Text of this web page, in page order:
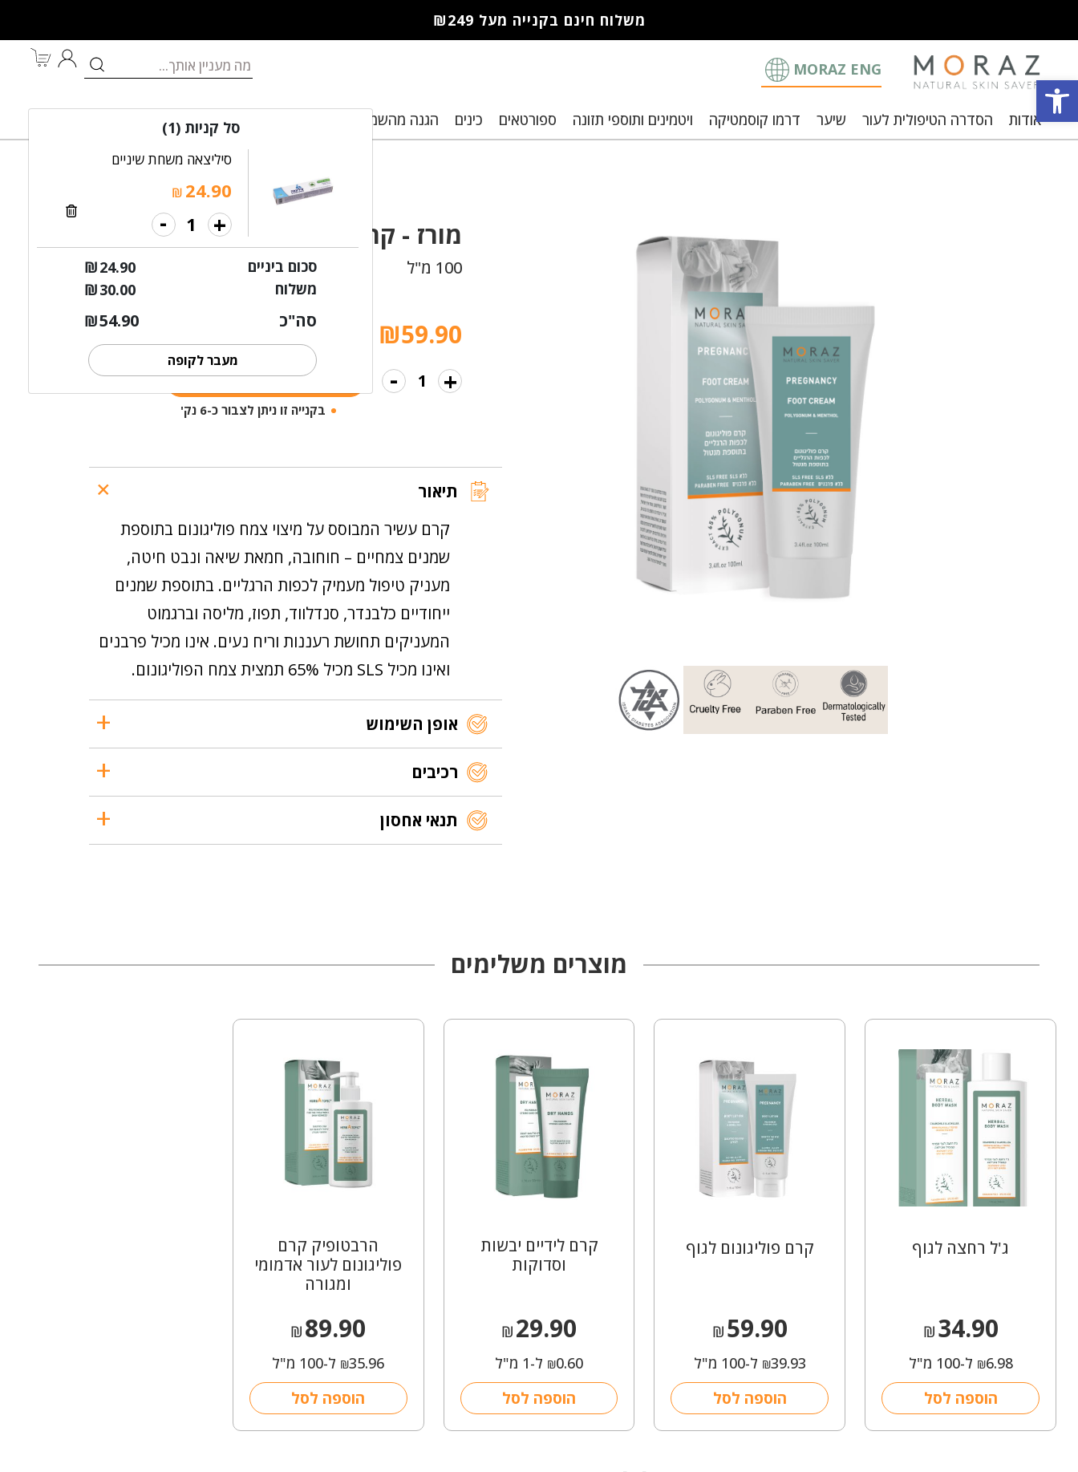
פתח סרגל נגישות
משלוח חינם בקנייה מעל ₪249
חברי מועדון
מורז נהנים
לקנייה ראשונה
מבצעים שווים
וצבירת נקודות
למימוש בקניות
MORAZ ENG
אודות הסדרה הטיפולית לעור שיער דרמו קוסמטיקה ויטמינים ותוספי תזונה ספורטאים כינים הגנה מהשמש מותגים במבצע
סל קניות(1)
סיליצאה משחת שיניים
₪ 24.90
+
-
סכום ביניים ₪24.90
משלוח
₪30.00
סה"כ ₪54.90
מעבר לקופה
מורז - קרם פוליגונום לכפות רגליים
100 מ"ל
₪59.90
+ כמות
רגליים
- הוספה לסל
בקנייה זו ניתן לצבור כ-6 נק'
תיאור
קרם עשיר המבוסס על מיצוי צמח פוליגונום בתוספת
שמנים צמחיים – חוחובה, חמאת שיאה ונבט חיטה,
מעניק טיפול מעמיק לכפות הרגליים. בתוספת שמנים
ייחודיים כלבנדר, סנדלווד, תפוז, מליסה וברגמוט
המעניקים תחושת רעננות וריח נעים. אינו מכיל פרבנים
ואינו מכיל SLS מכיל 65% תמצית צמח הפוליגונום.
אופן השימוש
רכיבים
תנאי אחסון
מוצרים משלימים
ג'ל רחצה לגוף
₪34.90
₪6.98 ל-100 מ"ל
הוספה לסל
קרם פוליגונום לגוף
₪59.90
₪39.93 ל-100 מ"ל
הוספה לסל
קרם לידיים יבשות
וסדוקות
₪29.90
₪0.60 ל-1 מ"ל
הוספה לסל
הרבטופיק קרם
פוליגונום לעור אדמומי
ומגורה
₪89.90
₪35.96 ל-100 מ"ל
הוספה לסל